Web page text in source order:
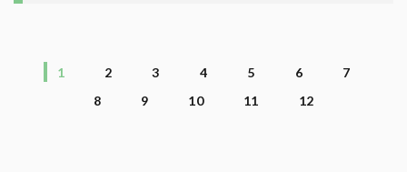
1 2 3 4 5 6
7
8
9 10 11 12